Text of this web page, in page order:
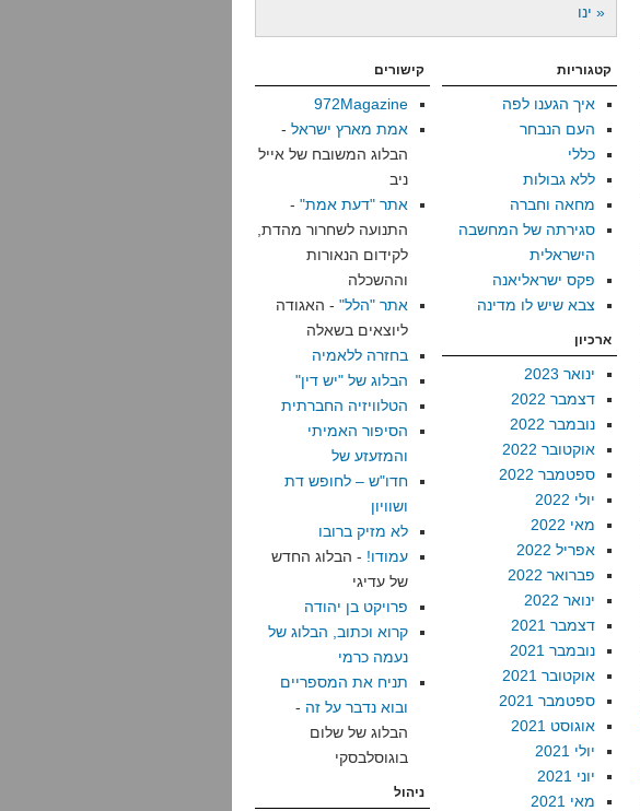
« ינו
קטגוריות
איך הגענו לפה
העם הנבחר
כללי
ללא גבולות
מחאה וחברה
סגירתה של המחשבה
הישראלית
פקס ישראליאנה
צבא שיש לו מדינה
ארכיון
ינואר 2023
דצמבר 2022
נובמבר 2022
אוקטובר 2022
ספטמבר 2022
יולי 2022
מאי 2022
אפריל 2022
פברואר 2022
ינואר 2022
דצמבר 2021
נובמבר 2021
אוקטובר 2021
ספטמבר 2021
אוגוסט 2021
יולי 2021
יוני 2021
מאי 2021
קישורים
972Magazine
אמת מארץ ישראל -
הבלוג המשובח של אייל
ניב
אתר "דעת אמת" -
התנועה לשחרור מהדת,
לקידום הנאורות
וההשכלה
אתר "הלל" - האגודה
ליוצאים בשאלה
בחזרה ללאמיה
הבלוג של "יש דין"
הטלוויזיה החברתית
הסיפור האמיתי
והמזעזע של
חדו"ש – לחופש דת
ושוויון
לא מזיק ברובו
עמודו! - הבלוג החדש
של עדיגי
פרויקט בן יהודה
קרוא וכתוב, הבלוג של
נעמה כרמי
תניח את המספריים
ובוא נדבר על זה -
הבלוג של שלום
בוגוסלבסקי
ניהול